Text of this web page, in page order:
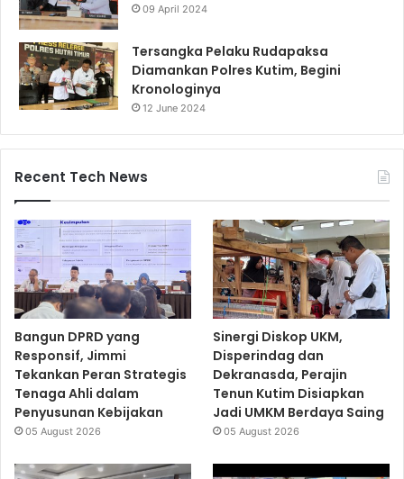
09 April 2024
Tersangka Pelaku Rudapaksa
Diamankan Polres Kutim, Begini
Kronologinya
12 June 2024
Recent Tech News
Bangun DPRD yang
Responsif, Jimmi
Tekankan Peran Strategis
Tenaga Ahli dalam
Penyusunan Kebijakan
05 August 2026
Sinergi Diskop UKM,
Disperindag dan
Dekranasda, Perajin
Tenun Kutim Disiapkan
Jadi UMKM Berdaya Saing
05 August 2026